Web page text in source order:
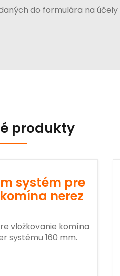
do formulára na
produkty
systém pre
nerez
vložkovanie komína
systému 160 mm.